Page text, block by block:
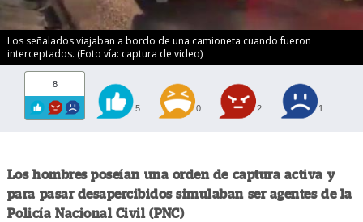
Los señalados viajaban a bordo de una camioneta cuando fueron
interceptados. (Foto vía: captura de video)
8
5 0 2 1
Los hombres poseían una orden de captura activa y
para pasar desapercibidos simulaban ser agentes de la
Policía Nacional Civil (PNC)